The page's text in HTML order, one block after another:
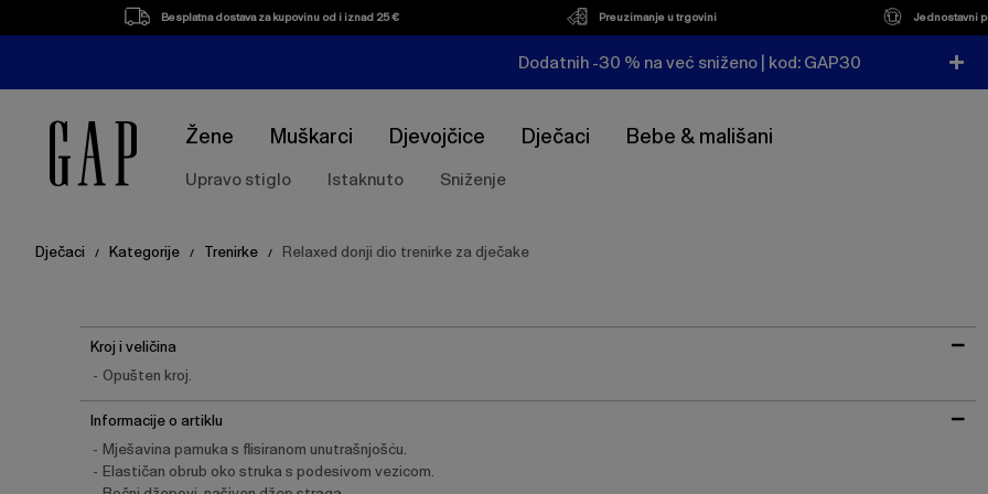
Besplatna dostava za kupovinu od i iznad 25 € Preuzimanje u trgovini Jednostavni
Dodatnih -30 % na već sniženo | kod: GAP30
Žene Muškarci Djevojčice Dječaci Bebe & mališani
Upravo stiglo Istaknuto Sniženje
Dječaci / Kategorije / Trenirke / Relaxed donji dio trenirke za dječake
Kroj i veličina
Opušten kroj.
Informacije o artiklu
Mješavina pamuka s flisiranom unutrašnjošću.
Elastičan obrub oko struka s podesivom vezicom.